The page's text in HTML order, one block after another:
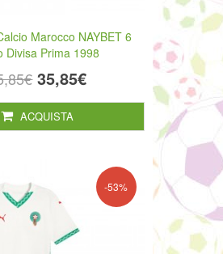
Marocco NAYBET 6
Divisa Prima 1998
35,85€
ACQUISTA
-53%